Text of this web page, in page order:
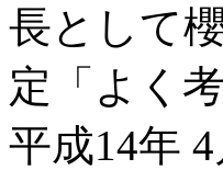
長として
定「よく
平成14年